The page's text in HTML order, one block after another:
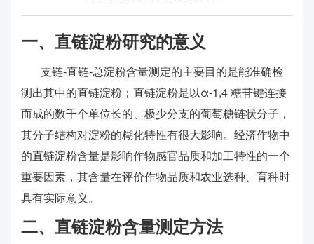
一、直链淀粉研究的意义
支链-直链-总淀粉含量测定的主要目的是能准确检
测出其中的直链淀粉；直链淀粉是以α-1,4 糖苷键连接
而成的数千个单位长的、极少分支的葡萄糖链状分子，
其分子结构对淀粉的糊化特性有很大影响。经济作物中
的直链淀粉含量是影响作物感官品质和加工特性的一个
重要因素，其含量在评价作物品质和农业选种、育种时
具有实际意义。
二、直链淀粉含量测定方法